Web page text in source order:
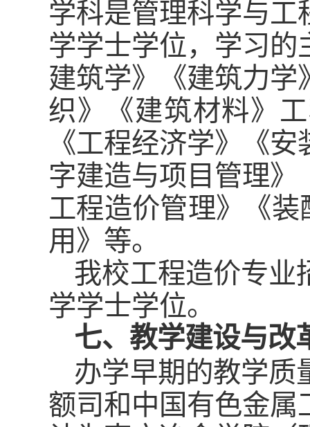
学科是管理科学与
学学士学位，学习
建筑学》《建筑力
织》《建筑材料》
《工程经济学》《
字建造与项目管理
工程造价管理》《
用》等。
我校工程造价专业
学学士学位。
七、教学建设与改
办学早期的教学质
额司和中国有色金